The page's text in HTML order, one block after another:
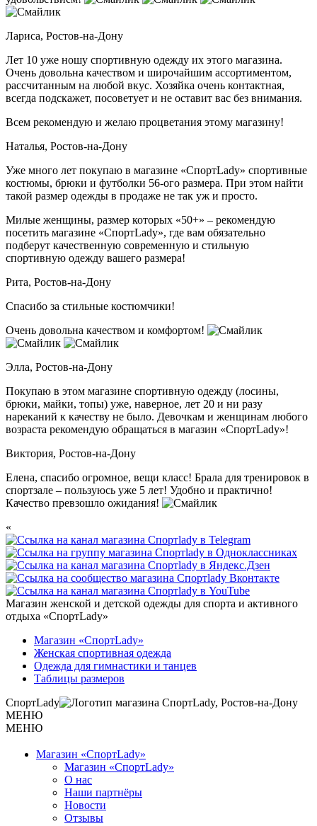
Лариса, Ростов-на-Дону
Лет 10 уже ношу спортивную одежду их этого магазина.
Очень довольна качеством и широчайшим ассортиментом,
рассчитанным на любой вкус. Хозяйка очень контактная,
всегда подскажет, посоветует и не оставит вас без внимания.
Всем рекомендую и желаю процветания этому магазину!
Наталья, Ростов-на-Дону
Уже много лет покупаю в магазине «СпортLady» спортивные
костюмы, брюки и футболки 56-ого размера. При этом найти
такой размер одежды в продаже не так уж и просто.
Милые женщины, размер которых «50+» – рекомендую
посетить магазине «СпортLady», где вам обязательно
подберут качественную современную и стильную
спортивную одежду вашего размера!
Рита, Ростов-на-Дону
Спасибо за стильные костюмчики!
Очень довольна качеством и комфортом!
Элла, Ростов-на-Дону
Покупаю в этом магазине спортивную одежду (лосины,
брюки, майки, топы) уже, наверное, лет 20 и ни разу
нареканий к качеству не было. Девочкам и женщинам любого
возраста рекомендую обращаться в магазин «СпортLady»!
Виктория, Ростов-на-Дону
Елена, спасибо огромное, вещи класс! Брала для тренировок в
спортзале – пользуюсь уже 5 лет! Удобно и практично!
Качество превзошло ожидания!
«
Магазин женской и детской одежды для спорта и активного
отдыха «СпортLady»
Магазин «СпортLady»
Женская спортивная одежда
Одежда для гимнастики и танцев
Таблицы размеров
СпортLady
МЕНЮ
МЕНЮ
Магазин «СпортLady»
Магазин «СпортLady»
О нас
Наши партнёры
Новости
Отзывы